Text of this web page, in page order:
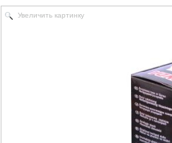
Увеличить картинку